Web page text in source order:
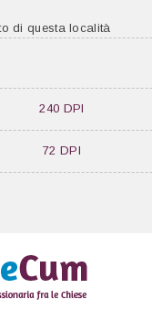
di questa località
240 DPI
72 DPI